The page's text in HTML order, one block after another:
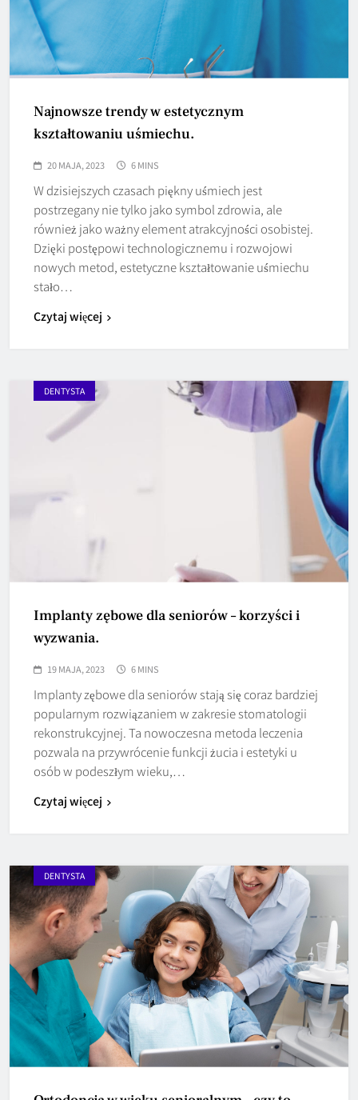
Najnowsze trendy w estetycznym
kształtowaniu uśmiechu.
20 MAJA, 2023 6 MINS
W dzisiejszych czasach piękny uśmiech jest
postrzegany nie tylko jako symbol zdrowia, ale
również jako ważny element atrakcyjności osobistej.
Dzięki postępowi technologicznemu i rozwojowi
nowych metod, estetyczne kształtowanie uśmiechu
stało…
Czytaj więcej
DENTYSTA
Implanty zębowe dla seniorów – korzyści i
wyzwania.
19 MAJA, 2023 6 MINS
Implanty zębowe dla seniorów stają się coraz bardziej
popularnym rozwiązaniem w zakresie stomatologii
rekonstrukcyjnej. Ta nowoczesna metoda leczenia
pozwala na przywrócenie funkcji żucia i estetyki u
osób w podeszłym wieku,…
Czytaj więcej
DENTYSTA